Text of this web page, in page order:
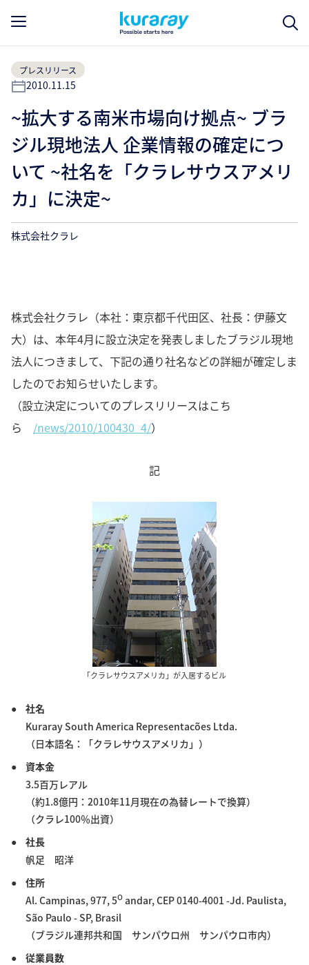
プレスリリース
2010.11.15
~拡大する南米市場向け拠点~ ブラ
ジル現地法人 企業情報の確定につ
いて ~社名を「クラレサウスアメリ
カ」に決定~
株式会社クラレ
株式会社クラレ（本社：東京都千代田区、社長：伊藤文
大）は、本年4月に設立決定を発表しましたブラジル現地
法人につきまして、下記の通り社名などの詳細が確定しま
したのでお知らせいたします。
（設立決定についてのプレスリリースはこち
ら /news/2010/100430_4/）
記
「クラレサウスアメリカ」が入居するビル
社名
Kuraray South America Representacões Ltda.
（日本語名：「クラレサウスアメリカ」）
資本金
3.5百万レアル
（約1.8億円：2010年11月現在の為替レートで換算）
（クラレ100％出資）
社長
帆足 昭洋
住所
Al. Campinas, 977, 5O andar, CEP 0140-4001 -Jd. Paulista,
São Paulo - SP, Brasil
（ブラジル連邦共和国 サンパウロ州 サンパウロ市内）
従業員数